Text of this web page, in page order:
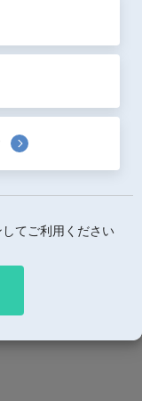
てご利用ください